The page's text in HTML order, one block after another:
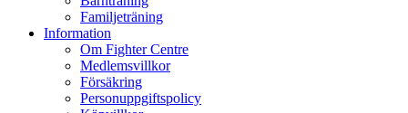
Familjeträning
Information
Om Fighter Centre
Medlemsvillkor
Försäkring
Personuppgiftspolicy